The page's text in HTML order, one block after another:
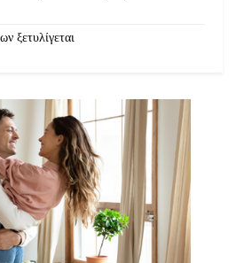
ξετυλίγεται